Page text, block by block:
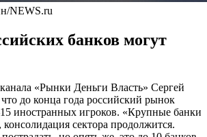
NEWS.ru
банков могут
«Рынки Деньги Власть» Сергей
до конца года российский рынок
иностранных игроков. «Крупные банки
сектора продолжится.